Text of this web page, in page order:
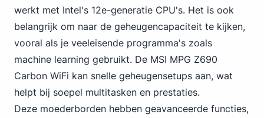
werkt met Intel's 12e-generatie CPU's. Het is ook
belangrijk om naar de geheugencapaciteit te kijken,
vooral als je veeleisende programma's zoals
machine learning gebruikt. De MSI MPG Z690
Carbon WiFi kan snelle geheugensetups aan, wat
helpt bij soepel multitasken en prestaties.
Deze moederborden hebben geavanceerde functies,